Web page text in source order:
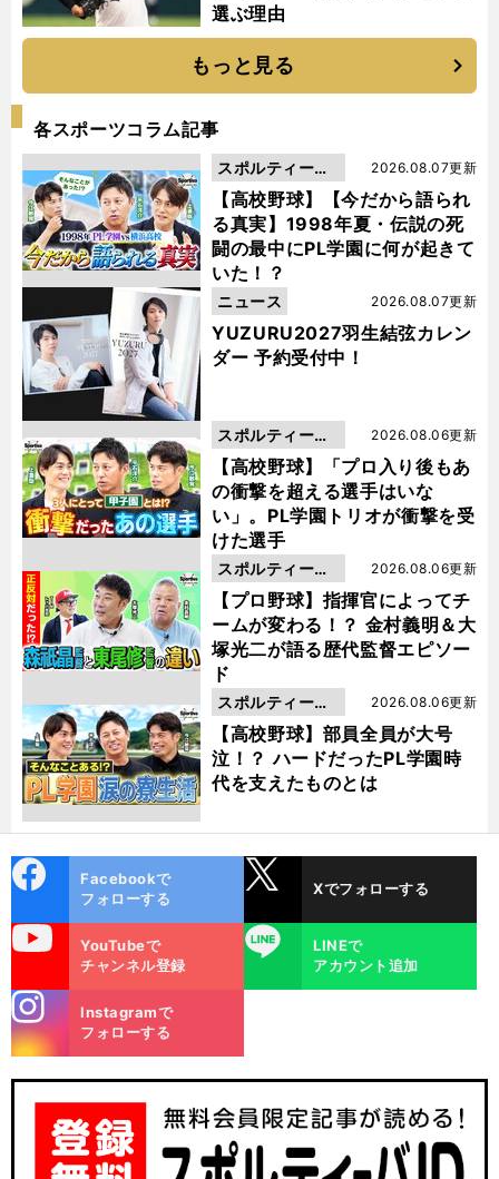
選ぶ理由
もっと見る
各スポーツコラム記事
【高校野球】【今だから語られ
る真実】1998年夏・伝説の死
闘の最中にPL学園に何が起きて
いた！？
2026.08.07更新
スポルティーバ
動画
YUZURU2027羽生結弦カレン
ダー 予約受付中！
2026.08.07更新
ニュース
【高校野球】「プロ入り後もあ
の衝撃を超える選手はいな
い」。PL学園トリオが衝撃を受
けた選手
2026.08.06更新
スポルティーバ
動画
【プロ野球】指揮官によってチ
ームが変わる！？ 金村義明＆大
塚光二が語る歴代監督エピソー
ド
2026.08.06更新
スポルティーバ
動画
【高校野球】部員全員が大号
泣！？ ハードだったPL学園時
代を支えたものとは
2026.08.06更新
スポルティーバ
動画
ok
Facebookで
フォローする
Xでフォローする
YouTubeで
チャンネル登録
LINE
LINEで
アカウント追加
m
Instagramで
フォローする